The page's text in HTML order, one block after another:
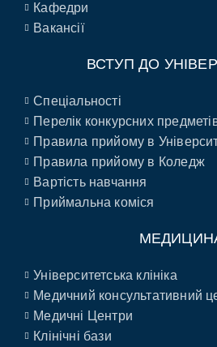
Кафедри
Вакансії
ВСТУП ДО
Спеціальності
Перелік конкурсних
Правила прийому в
Правила прийому в Коледж
Вартість навчання
Приймальна коміся
Університетська клініка
Медичний консультативний
Медичні Центри
Клінічні бази